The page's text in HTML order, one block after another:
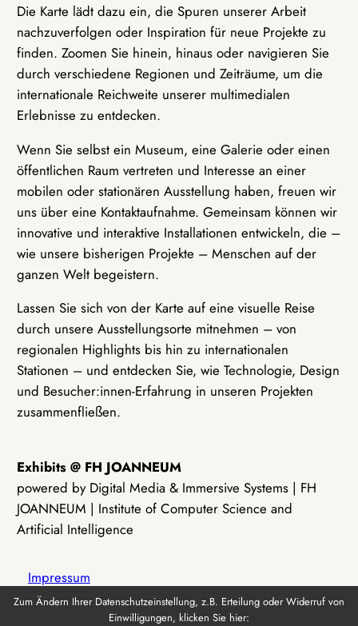
Die Karte lädt dazu ein, die Spuren unserer Arbeit
nachzuverfolgen oder Inspiration für neue Projekte zu
finden. Zoomen Sie hinein, hinaus oder navigieren Sie
durch verschiedene Regionen und Zeiträume, um die
internationale Reichweite unserer multimedialen
Erlebnisse zu entdecken.
Wenn Sie selbst ein Museum, eine Galerie oder einen
öffentlichen Raum vertreten und Interesse an einer
mobilen oder stationären Ausstellung haben, freuen wir
uns über eine Kontaktaufnahme. Gemeinsam können wir
innovative und interaktive Installationen entwickeln, die –
wie unsere bisherigen Projekte – Menschen auf der
ganzen Welt begeistern.
Lassen Sie sich von der Karte auf eine visuelle Reise
durch unsere Ausstellungsorte mitnehmen – von
regionalen Highlights bis hin zu internationalen
Stationen – und entdecken Sie, wie Technologie, Design
und Besucher:innen-Erfahrung in unseren Projekten
zusammenfließen.
Exhibits @ FH JOANNEUM
powered by Digital Media & Immersive Systems | FH
JOANNEUM | Institute of Computer Science and
Artificial Intelligence
Impressum
Zum Ändern Ihrer Datenschutzeinstellung, z.B. Erteilung oder Widerruf von
Einwilligungen, klicken Sie hier: